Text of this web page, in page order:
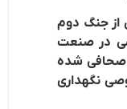
از جنگ دوم
در صنعت
صحافی شده
نگهداری